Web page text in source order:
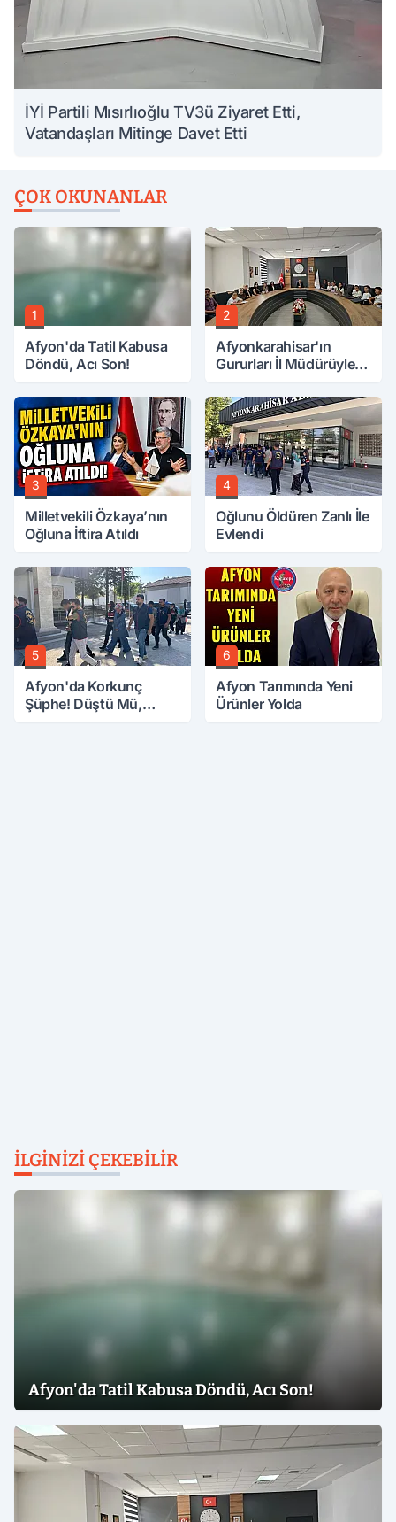
İYİ Partili Mısırlıoğlu TV3ü Ziyaret Etti,
Vatandaşları Mitinge Davet Etti
ÇOK OKUNANLAR
1
Afyon'da Tatil Kabusa
Döndü, Acı Son!
2
Afyonkarahisar'ın
Gururları İl Müdürüyle
3
Milletvekili Özkaya’nın
Oğluna İftira Atıldı
4
Oğlunu Öldüren Zanlı İle
Evlendi
5
Afyon'da Korkunç
Şüphe! Düştü Mü,
6
Afyon Tarımında Yeni
Ürünler Yolda
İLGINIZI ÇEKEBILIR
Afyon'da Tatil Kabusa Döndü, Acı Son!